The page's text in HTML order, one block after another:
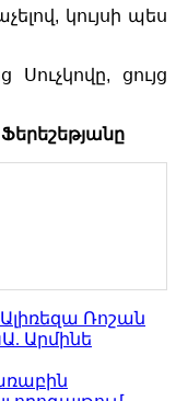
կույսի պես
ցույց
Ալիռեզա Ռոշան
Արմինե